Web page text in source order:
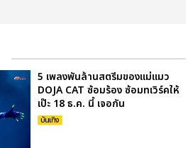
5 เพลงพันล้านสตรีมของแม่แมว
DOJA CAT ซ้อมร้อง ซ้อมทเวิร์คให้
เป๊ะ 18 ธ.ค. นี้ เจอกัน
บันเทิง